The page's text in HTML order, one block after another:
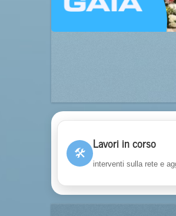
🛠
Lavori in corso
interventi sulla rete e